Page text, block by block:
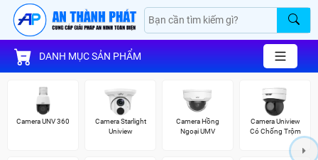
DANH MỤC SẢN PHẨM
Camera UNV 360
Camera Starlight
Uniview
Camera Hồng
Ngoại UMV
Camera Uniview
Có Chống Trộm